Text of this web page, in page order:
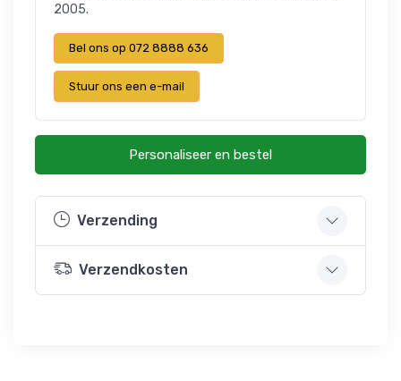
2005.
Bel ons op 072 8888 636
Stuur ons een e-mail
Personaliseer en bestel
Verzending
Verzendkosten